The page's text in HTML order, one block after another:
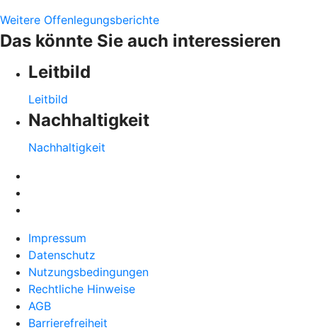
Weitere Offenlegungsberichte
Das könnte Sie auch interessieren
Leitbild
Leitbild
Nachhaltigkeit
Nachhaltigkeit
Impressum
Datenschutz
Nutzungsbedingungen
Rechtliche Hinweise
AGB
Barrierefreiheit